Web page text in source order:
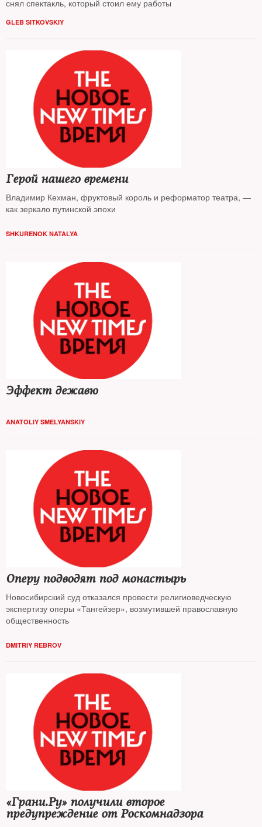
снял спектакль, который стоил ему работы
GLEB SITKOVSKIY
Герой нашего времени
Владимир Кехман, фруктовый король и реформатор театра, —
как зеркало путинской эпохи
SHKURENOK NATALYA
Эффект дежавю
ANATOLIY SMELYANSKIY
Оперу подводят под монастырь
Новосибирский суд отказался провести религиоведческую
экспертизу оперы «Тангейзер», возмутившей православную
общественность
DMITRIY REBROV
«Грани.Ру» получили второе
предупреждение от Роскомнадзора